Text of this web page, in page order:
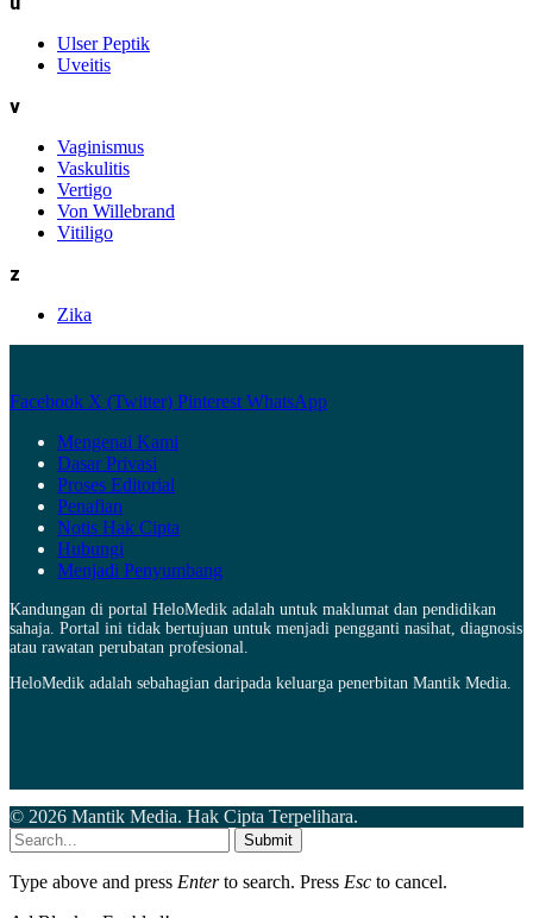
Ulser Peptik
Uveitis
v
Vaginismus
Vaskulitis
Vertigo
Von Willebrand
Vitiligo
z
Zika
Facebook X (Twitter) Pinterest WhatsApp
Mengenai Kami
Dasar Privasi
Proses Editorial
Penafian
Notis Hak Cipta
Hubungi
Menjadi Penyumbang
Kandungan di portal HeloMedik adalah untuk maklumat dan pendidikan
sahaja. Portal ini tidak bertujuan untuk menjadi pengganti nasihat, diagnosis
atau rawatan perubatan profesional.
HeloMedik adalah sebahagian daripada keluarga penerbitan Mantik Media.
© 2026 Mantik Media. Hak Cipta Terpelihara.
Submit
Type above and press Enterto search. Press Esc to cancel.